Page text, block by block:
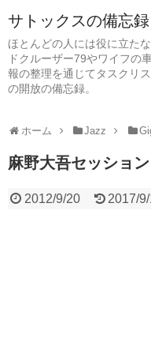
サトックスの備忘録
ほとんどの人には役に立た
ドクルーザー79やワイフの
報の整理を通じてタスクリ
の開放の備忘録。
ホーム Jazz
麻野大吾セッション
2012/9/20 2017/